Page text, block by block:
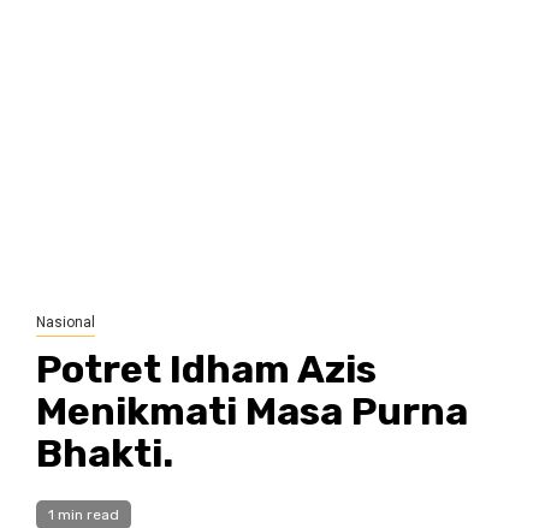
Nasional
Potret Idham Azis
Menikmati Masa Purna
Bhakti.
1 min read